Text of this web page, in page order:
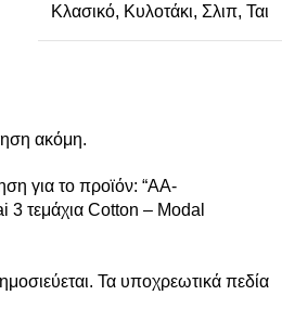
Κλασικό, Κυλοτάκι, Σλιπ, Ται
ακόμη.
για το προϊόν: “AA-
3 τεμάχια Cotton – Modal
Τα υποχρεωτικά πεδία